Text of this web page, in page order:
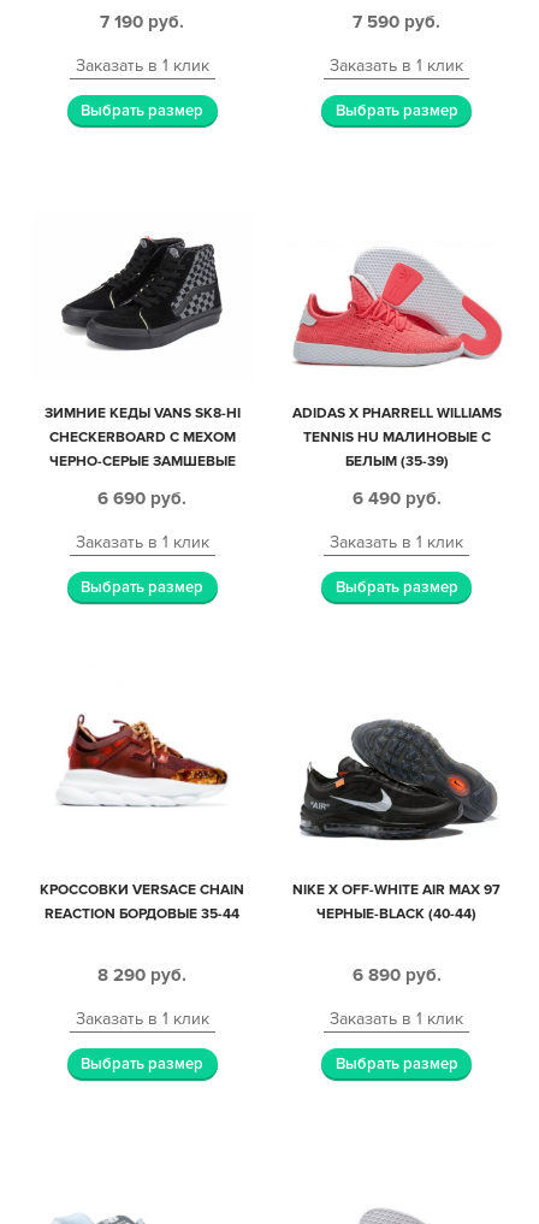
7 190 руб.
Заказать в 1 клик
Выбрать размер
7 590 руб.
Заказать в 1 клик
Выбрать размер
ЗИМНИЕ КЕДЫ VANS SK8-HI
CHECKERBOARD С МЕХОМ
ЧЕРНО-СЕРЫЕ ЗАМШЕВЫЕ
6 690 руб.
Заказать в 1 клик
Выбрать размер
ADIDAS X PHARRELL WILLIAMS
TENNIS HU МАЛИНОВЫЕ С
БЕЛЫМ (35-39)
6 490 руб.
Заказать в 1 клик
Выбрать размер
КРОССОВКИ VERSACE CHAIN
REACTION БОРДОВЫЕ 35-44
8 290 руб.
Заказать в 1 клик
Выбрать размер
NIKE X OFF-WHITE AIR MAX 97
ЧЕРНЫЕ-BLACK (40-44)
6 890 руб.
Заказать в 1 клик
Выбрать размер